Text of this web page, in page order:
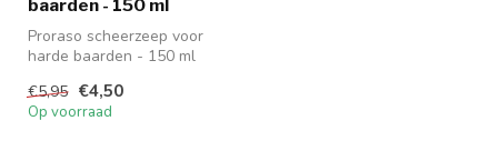
baarden - 150 ml
Proraso scheerzeep voor
harde baarden - 150 ml
€5,95 €4,50
Op voorraad